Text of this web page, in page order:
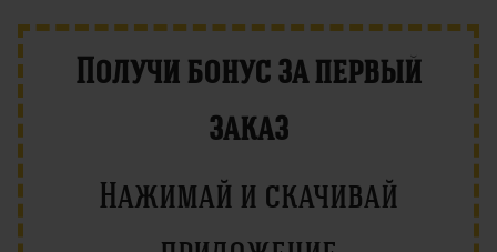
Получи бонус за первый
заказ
Нажимай и скачивай